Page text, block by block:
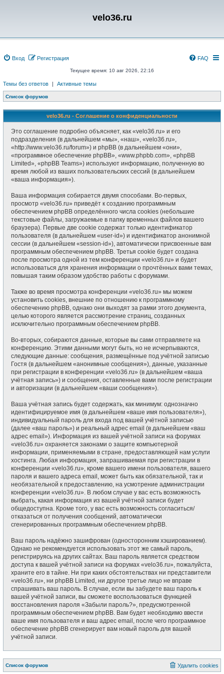
velo36.ru
Вход Регистрация FAQ
Текущее время: 10 авг 2026, 22:16
Темы без ответов | Активные темы
Список форумов
velo36.ru - Соглашение о конфиденциальности
Это соглашение подробно объясняет, как «velo36.ru» и его
подразделения (в дальнейшем «мы», «наш», «velo36.ru»,
«http://www.velo36.ru/forum») и phpBB (в дальнейшем «они»,
«программное обеспечение phpBB», «www.phpbb.com», «phpBB
Limited», «phpBB Teams») используют информацию, полученную во
время любой из ваших пользовательских сессий (в дальнейшем
«ваша информация»).
Ваша информация собирается двумя способами. Во-первых,
просмотр «velo36.ru» приведёт к созданию программным
обеспечением phpBB определённого числа cookies (небольшие
текстовые файлы, загружаемые в папку временных файлов вашего
браузера). Первые две cookie содержат только идентификатор
пользователя (в дальнейшем «user-id») и идентификатор анонимной
сессии (в дальнейшем «session-id»), автоматически присвоенные вам
программным обеспечением phpBB. Третья cookie будет создана
после просмотра одной из тем конференции «velo36.ru» и будет
использоваться для хранения информации о прочтённых вами темах,
повышая таким образом удобство работы с форумами.
Также во время просмотра конференции «velo36.ru» мы можем
установить cookies, внешние по отношению к программному
обеспечению phpBB, однако они выходят за рамки этого документа,
целью которого является рассмотрение страниц, созданных
исключительно программным обеспечением phpBB.
Во-вторых, собираются данные, которые вы сами отправляете на
конференцию. Этими данными могут быть, но не исчерпываются,
следующие данные: сообщения, размещённые под учётной записью
Гостя (в дальнейшем «анонимные сообщения»), данные, указанные
при регистрации в конференции «velo36.ru» (в дальнейшем «ваша
учётная запись») и сообщения, оставленные вами после регистрации
и авторизации (в дальнейшем «ваши сообщения»).
Ваша учётная запись будет содержать, как минимум: однозначно
идентифицируемое имя (в дальнейшем «ваше имя пользователя»),
индивидуальный пароль для входа под вашей учётной записью
(далее «ваш пароль») и реальный адрес email (в дальнейшем «ваш
адрес email»). Информация из вашей учётной записи на форумах
«velo36.ru» охраняется законами о защите компьютерной
информации, применяемыми в стране, предоставляющей нам услуги
хостинга. Любая информация, запрашиваемая при регистрации в
конференции «velo36.ru», кроме вашего имени пользователя, вашего
пароля и вашего адреса email, может быть как обязательной, так и
необязательной к предоставлению, на усмотрение администрации
конференции «velo36.ru». В любом случае у вас есть возможность
выбрать, какая информация из вашей учётной записи будет
общедоступна. Кроме того, у вас есть возможность согласиться/
отказаться от получения сообщений, автоматически
сгенерированных программным обеспечением phpBB.
Ваш пароль надёжно зашифрован (односторонним хэшированием).
Однако не рекомендуется использовать этот же самый пароль,
регистрируясь на других сайтах. Ваш пароль является средством
доступа к вашей учётной записи на форумах «velo36.ru», пожалуйста,
храните его в тайне. Ни при каких обстоятельствах ни представители
«velo36.ru», ни phpBB Limited, ни другое третье лицо не вправе
спрашивать ваш пароль. В случае, если вы забудете ваш пароль к
вашей учётной записи, вы сможете воспользоваться функцией
восстановления пароля «Забыли пароль?», предусмотренной
программным обеспечением phpBB. Вам будет необходимо ввести
ваше имя пользователя и ваш адрес email, после чего программное
обеспечение phpBB сгенерирует вам новый пароль для вашей
учётной записи.
Список форумов Удалить cookies